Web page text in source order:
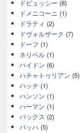
ドビュッシー (8)
ドメニコーニ (1)
ドラティ (2)
ドヴォルザーク (7)
ドーフ (1)
ネリベル (1)
ハイドン (6)
ハチャトゥリアン (5)
ハッチ (1)
ハンソン (1)
ハーマン (1)
バックス (2)
バッハ (5)